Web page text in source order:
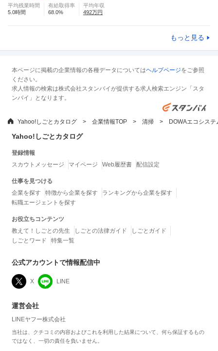
平均残業時間
5.0時間
有給取得率
68.0%
平均年収
492万円
もっと見る
本ページに掲載の企業情報の各種データについてはヘルプページをご参照
ください。
求人情報の検索は株式会社スタンバイが提供する求人検索エンジン「スタ
ンバイ」となります。
Yahoo!しごとカタログ 企業情報TOP 清掃 DOWAエコシス
Yahoo!しごとカタログ
登録情報
スカウトメッセージ
マイページ Web履歴書 配信設定
仕事を見つける
企業を探す
特徴から企業を探す
ランキングから企業を探す
転職エージェントを探す
お役立ちコンテンツ
教えて！しごとの先生
しごとの法律ガイド
しごとガイド
しごとワード
特集一覧
公式アカウントで情報配信中
X LINE
運営会社
LINEヤフー株式会社
当社は、クチコミの内容およびこれを利用した結果について、何ら保証するもの
ではなく、一切の責任を負いません。